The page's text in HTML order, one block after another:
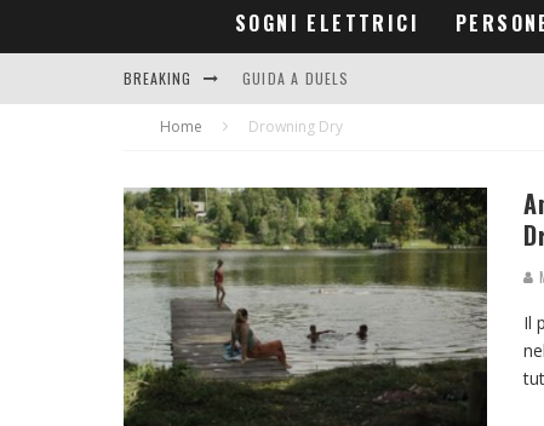
SOGNI ELETTRICI
BREAKING GUIDA A DUELS
CONTRIBUTORS
Home Drowning Dry
Il